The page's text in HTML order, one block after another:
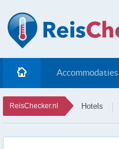
Accommodaties
ReisChecker.nl Hotels